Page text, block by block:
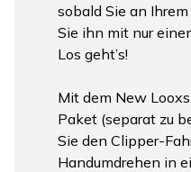
sobald Sie an
Sie ihn mit nur
Los geht’s!
Mit dem New
Paket (separat zu
Sie den Clipper-
Handumdrehen in